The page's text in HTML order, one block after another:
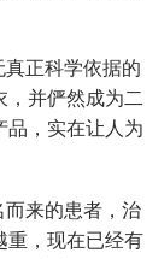
正科学依据的
，并俨然成为二
品，实在让人为
来的患者，治
重，现在已经有